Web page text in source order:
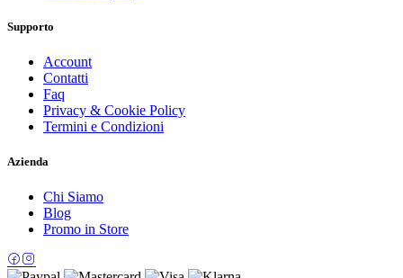
Supporto
Account
Contatti
Faq
Privacy & Cookie Policy
Termini e Condizioni
Azienda
Chi Siamo
Blog
Promo in Store